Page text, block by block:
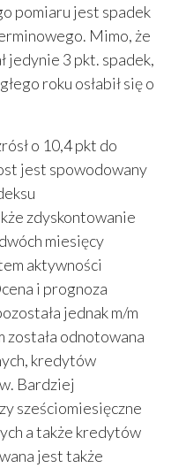
pomiaru jest spadek
Mimo, że
jedynie 3 pkt. spadek,
roku osłabił się o
o 10,4 pkt do
jest spowodowany
zdyskontowanie
miesięcy
aktywności
i prognoza
jednak m/m
została odnotowana
kredytów
Bardziej
sześciomiesięczne
a także kredytów
jest także